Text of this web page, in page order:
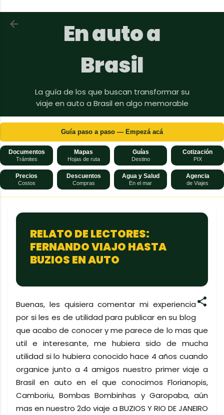
Ir al contenido principal
En auto a
Brasil
La guía de los que buscan transformar su
viaje en auto a Brasil en algo memorable
Guía paso a paso — Empezá acá
Documentos
Trámites
Mapas
Hojas de ruta
Guías
Destino
Cotización
PIX
Precios
Costos
Descuentos
Compras
Agua y Salud
En el mar
Agencia
de Viajes
RELATO DE LECTORES:
FERNANDO VIAJO HASTA
BUZIOS EN AUTO
Buenas, les quisiera comentar mi experiencia
por si les es de utilidad para publicar en su blog
que acabo de conocer y me parece de lo mas que
util e interesante, me hubiera sido de mucha
utilidad si lo hubiera conocido hace 4 años cuando
organice junto a 4 amigos nuestro primer viaje a
Brasil en auto en el que conocimos Florianopis,
Camboriu, Bombas Bombinhas y Garopaba, aún
mas en nuestro 2do viaje a BUZIOS Y RIO DE JANEIRO